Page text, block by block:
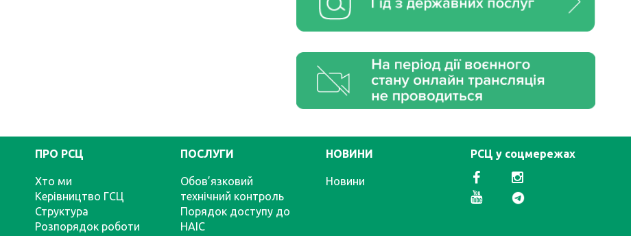
ПРО РСЦ
Хто ми
Керівництво ГСЦ
Структура
Розпорядок роботи
ПОСЛУГИ
Обов’язковий
технічний контроль
Порядок доступу до
НАІС
НОВИНИ
Новини
РСЦ у соцмережах